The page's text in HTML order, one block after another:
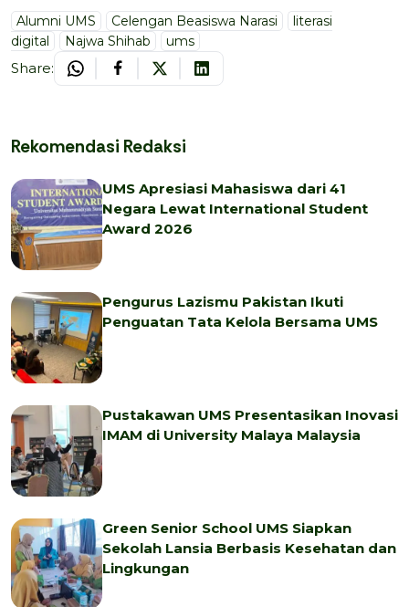
Alumni UMS Celengan Beasiswa Narasi
literasi
digital
Najwa Shihab ums
Share:
Rekomendasi Redaksi
UMS Apresiasi Mahasiswa dari 41
Negara Lewat International Student
Award 2026
Pengurus Lazismu Pakistan Ikuti
Penguatan Tata Kelola Bersama UMS
Pustakawan UMS Presentasikan Inovasi
IMAM di University Malaya Malaysia
Green Senior School UMS Siapkan
Sekolah Lansia Berbasis Kesehatan dan
Lingkungan